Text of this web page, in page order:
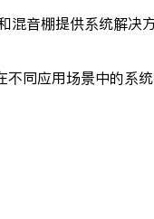
音棚提供系统解决
同应用场景中的系统